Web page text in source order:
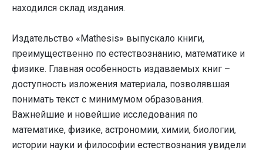
находился склад издания.
Издательство «Mathesis» выпускало книги,
преимущественно по естествознанию, математике и
физике. Главная особенность издаваемых книг –
доступность изложения материала, позволявшая
понимать текст с минимумом образования.
Важнейшие и новейшие исследования по
математике, физике, астрономии, химии, биологии,
истории науки и философии естествознания увидели